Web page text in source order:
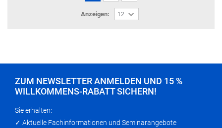
gerade
Anzeigen:
ZUM NEWSLETTER ANMELDEN UND 15 %
WILLKOMMENS-RABATT SICHERN!
Sie erhalten:
✓ Aktuelle Fachinformationen und Seminarangebote